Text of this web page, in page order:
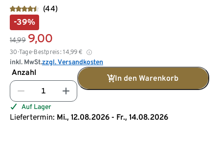
(44)
-39%
14,99 9,00
30-Tage-Bestpreis: 14,99 €
inkl. MwSt.zzgl. Versandkosten
Anzahl
In den Warenkorb
Auf Lager
Liefertermin: Mi., 12.08.2026 - Fr., 14.08.2026